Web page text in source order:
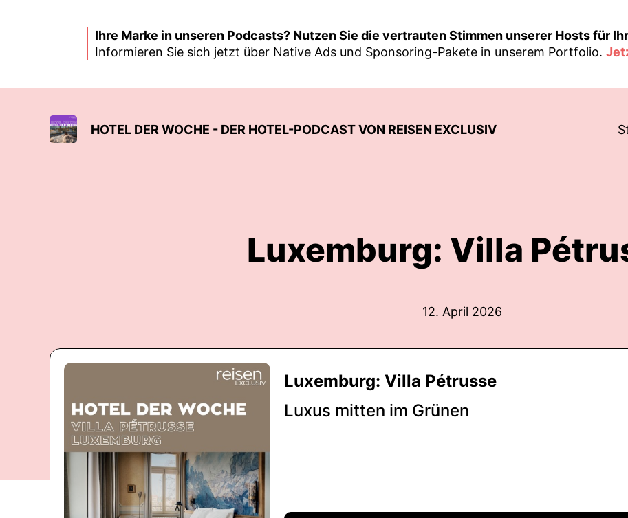
Ihre Marke in unseren Podcasts? Nutzen Sie die vertrauten Stimmen unserer Hosts für
Informieren Sie sich jetzt über Native Ads und Sponsoring-Pakete in unserem Portfolio.
HOTEL DER WOCHE - DER HOTEL-PODCAST VON REISEN EXCLUSIV
Luxemburg: Villa
12. April 2026